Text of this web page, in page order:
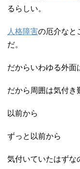
るらしい。
人格障害の厄介なと
だ。
だからいわゆる外面
だから周囲は気付き
以前から
ずっと以前から
気付いていたはずな